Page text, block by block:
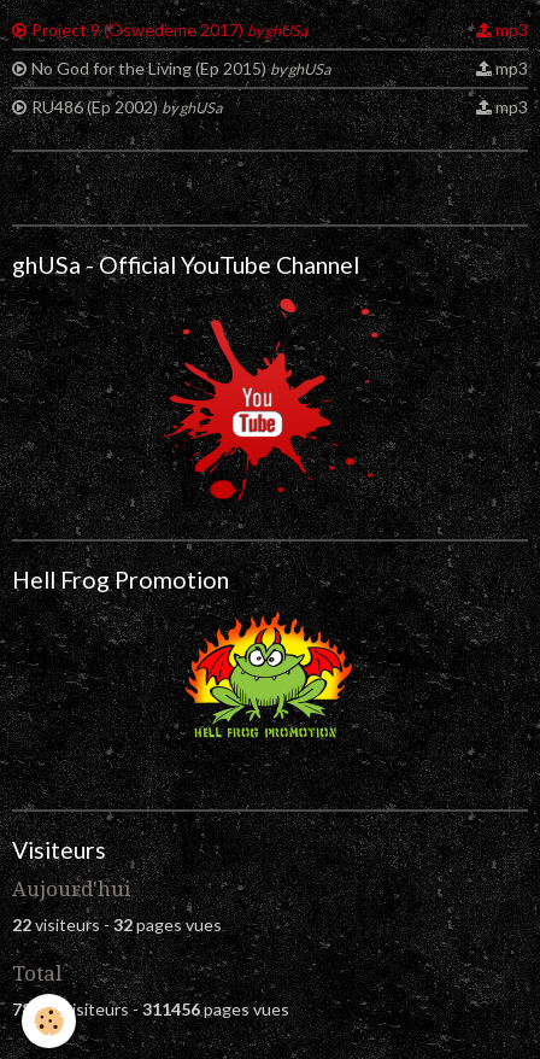
mp3
Project 9 (Öswedeme 2017)by ghUSa
mp3
No God for the Living (Ep 2015)by ghUSa
mp3
RU486 (Ep 2002)by ghUSa
ghUSa - Official YouTube Channel
Hell Frog Promotion
Visiteurs
Aujourd'hui
22visiteurs -32pages vues
Total
78824visiteurs -311456pages vues